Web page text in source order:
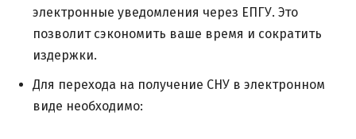
электронные уведомления через ЕПГУ. Это
позволит сэкономить ваше время и сократить
издержки.
Для перехода на получение СНУ в электронном
виде необходимо: